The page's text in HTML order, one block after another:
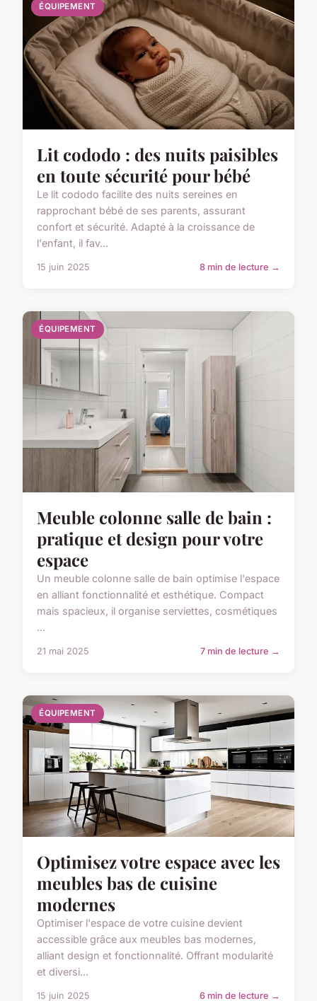
ÉQUIPEMENT
Lit cododo : des nuits paisibles
en toute sécurité pour bébé
Le lit cododo facilite des nuits sereines en
rapprochant bébé de ses parents, assurant
confort et sécurité. Adapté à la croissance de
l'enfant, il fav...
15 juin 2025 8 min de lecture →
ÉQUIPEMENT
Meuble colonne salle de bain :
pratique et design pour votre
espace
Un meuble colonne salle de bain optimise l'espace
en alliant fonctionnalité et esthétique. Compact
mais spacieux, il organise serviettes, cosmétiques
...
21 mai 2025 7 min de lecture →
ÉQUIPEMENT
Optimisez votre espace avec les
meubles bas de cuisine
modernes
Optimiser l'espace de votre cuisine devient
accessible grâce aux meubles bas modernes,
alliant design et fonctionnalité. Offrant modularité
et diversi...
15 juin 2025 6 min de lecture →